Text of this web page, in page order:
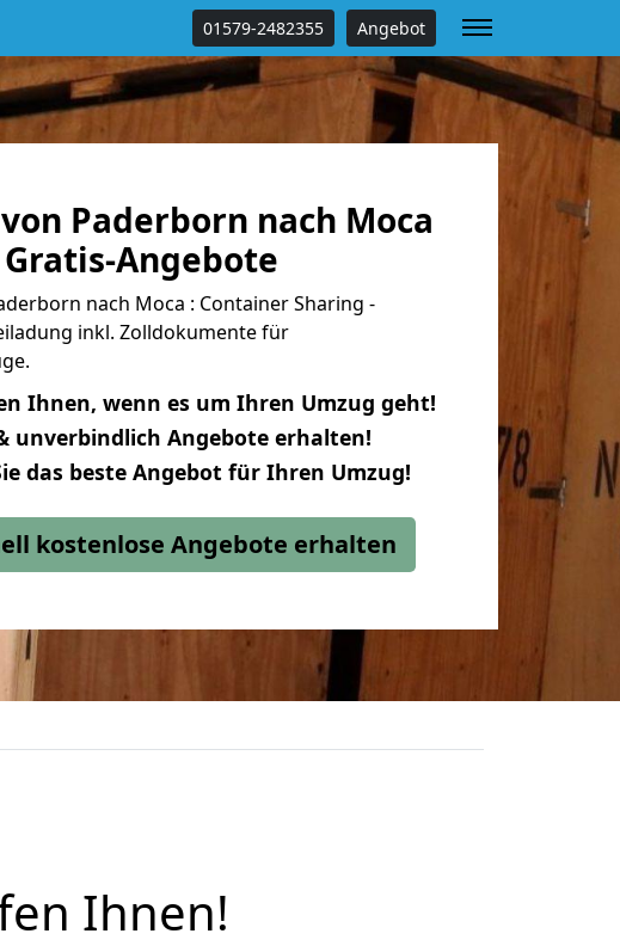
01579-2482355 Angebot
Paderborn nach Moca
Gratis-Angebote
nach Moca : Container Sharing -
inkl. Zolldokumente für
Ihnen, wenn es um Ihren Umzug geht!
unverbindlich Angebote erhalten!
das beste Angebot für Ihren Umzug!
kostenlose Angebote erhalten
Ihnen!